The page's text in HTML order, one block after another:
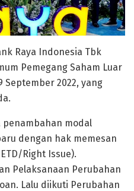
Raya Indonesia Tbk
Pemegang Saham Luar
September 2022, yang
penambahan modal
dengan hak memesan
Right Issue).
Pelaksanaan Perubahan
Lalu diikuti Perubahan